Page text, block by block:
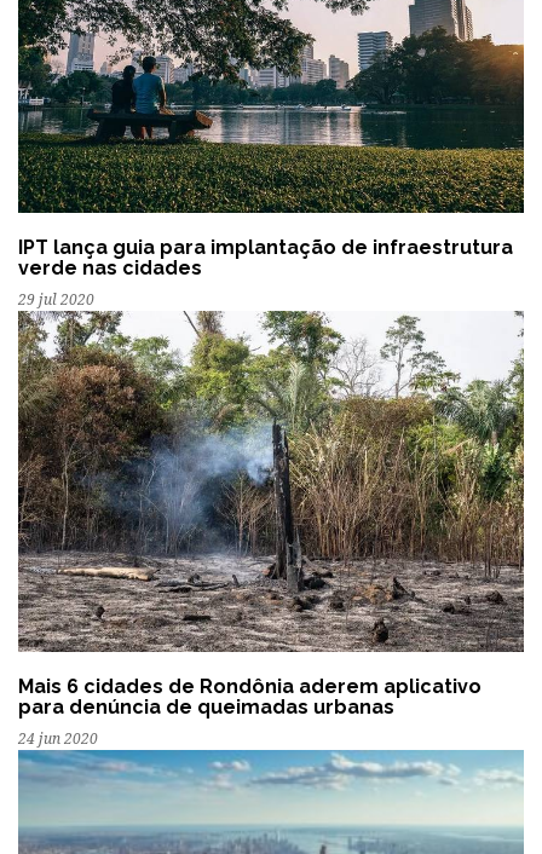
IPT lança guia para implantação de infraestrutura
verde nas cidades
29 jul 2020
Mais 6 cidades de Rondônia aderem aplicativo
para denúncia de queimadas urbanas
24 jun 2020